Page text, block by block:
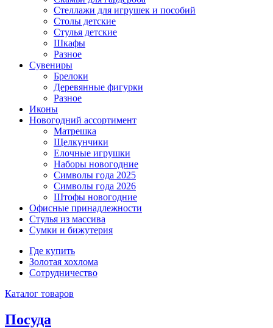
Стеллажи для игрушек и пособий
Столы детские
Стулья детские
Шкафы
Разное
Сувениры
Брелоки
Деревянные фигурки
Разное
Иконы
Новогодний ассортимент
Матрешка
Щелкунчики
Елочные игрушки
Наборы новогодние
Символы года 2025
Символы года 2026
Штофы новогодние
Офисные принадлежности
Стулья из массива
Сумки и бижутерия
Где купить
Золотая хохлома
Сотрудничество
Каталог товаров
Посуда